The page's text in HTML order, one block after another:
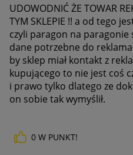
UDOWODNIĆ ŻE TOWAR
TYM SKLEPIE !! a od tego
czyli paragon na paragonie
dane potrzebne do
by sklep miał kontakt z
kupującego to nie jest coś
i prawo tylko dlatego ze
on sobie tak wymyślił.
0 W PUNKT!